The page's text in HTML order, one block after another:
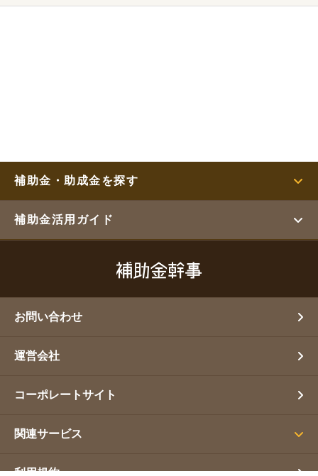
補助金・助成金を探す
補助金活用ガイド
お問い合わせ
運営会社
コーポレートサイト
関連サービス
利用規約